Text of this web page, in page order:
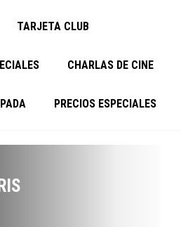
TARJETA CLUB
CHARLAS DE CINE
PRECIOS ESPECIALES